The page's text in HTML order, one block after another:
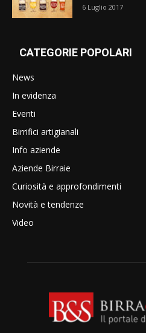
6 Luglio 2017
CATEGORIE POPOLARI
News
In evidenza
Eventi
Birrifici artigianali
Info aziende
Aziende Birraie
Curiosità e approfondimenti
Novità e tendenze
Video